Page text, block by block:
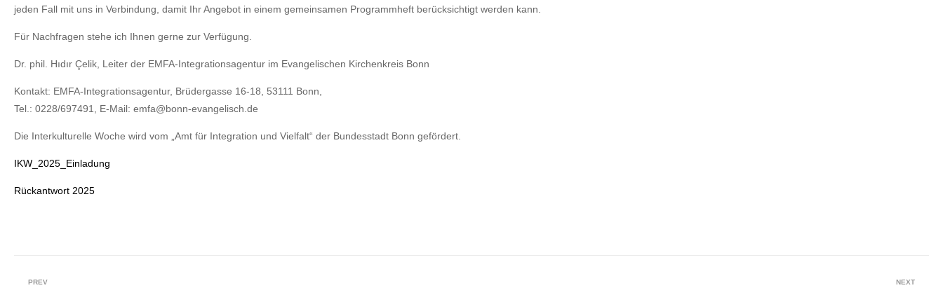
jeden Fall mit uns in Verbindung, damit Ihr Angebot in einem gemeinsamen Programmheft berücksichtigt werden kann.
Für Nachfragen stehe ich Ihnen gerne zur Verfügung.
Dr. phil. Hıdır Çelik, Leiter der EMFA-Integrationsagentur im Evangelischen Kirchenkreis Bonn
Kontakt: EMFA-Integrationsagentur, Brüdergasse 16-18, 53111 Bonn,
Tel.: 0228/697491, E-Mail: emfa@bonn-evangelisch.de
Die Interkulturelle Woche wird vom „Amt für Integration und Vielfalt“ der Bundesstadt Bonn gefördert.
IKW_2025_Einladung
Rückantwort 2025
PREV NEXT